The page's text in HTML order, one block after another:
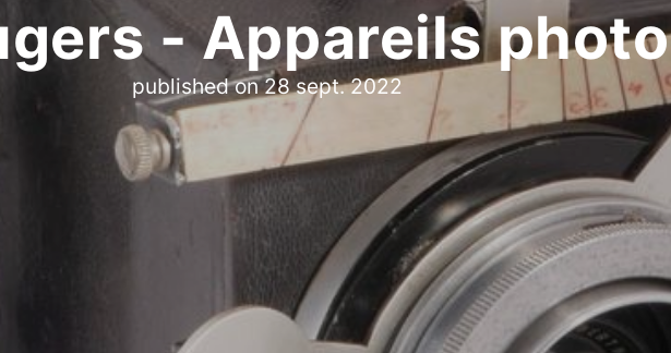
- Appareils photo
published on28 sept. 2022